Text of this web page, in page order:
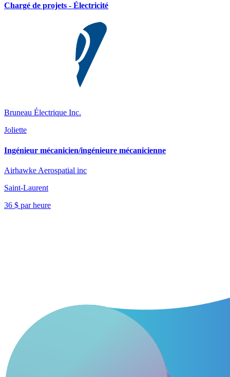
Chargé de projets - Électricité
Bruneau Électrique Inc.
Joliette
Ingénieur mécanicien/ingénieure mécanicienne
Airhawke Aerospatial inc
Saint-Laurent
36 $ par heure